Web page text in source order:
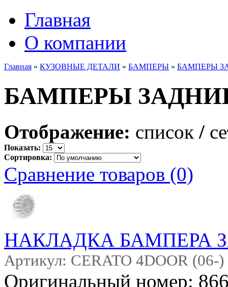
Главная
О компании
Главная » КУЗОВНЫЕ ДЕТАЛИ » БАМПЕРЫ » БАМПЕРЫ
БАМПЕРЫ
Отображение: список /
Показать:
Сортировка:
Сравнение товаров (0)
НАКЛАДКА БАМПЕРА
Артикул: CERATO 4DOOR (06-)
Оригинальный номер: